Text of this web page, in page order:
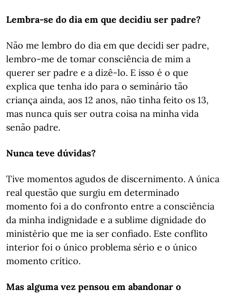
Lembra-se do dia em que decidiu ser padre?
Não me lembro do dia em que decidi ser padre,
lembro-me de tomar consciência de mim a
querer ser padre e a dizê-lo. E isso é o que
explica que tenha ido para o seminário tão
criança ainda, aos 12 anos, não tinha feito os 13,
mas nunca quis ser outra coisa na minha vida
senão padre.
Nunca teve dúvidas?
Tive momentos agudos de discernimento. A única
real questão que surgiu em determinado
momento foi a do confronto entre a consciência
da minha indignidade e a sublime dignidade do
ministério que me ia ser confiado. Este conflito
interior foi o único problema sério e o único
momento crítico.
Mas alguma vez pensou em abandonar o